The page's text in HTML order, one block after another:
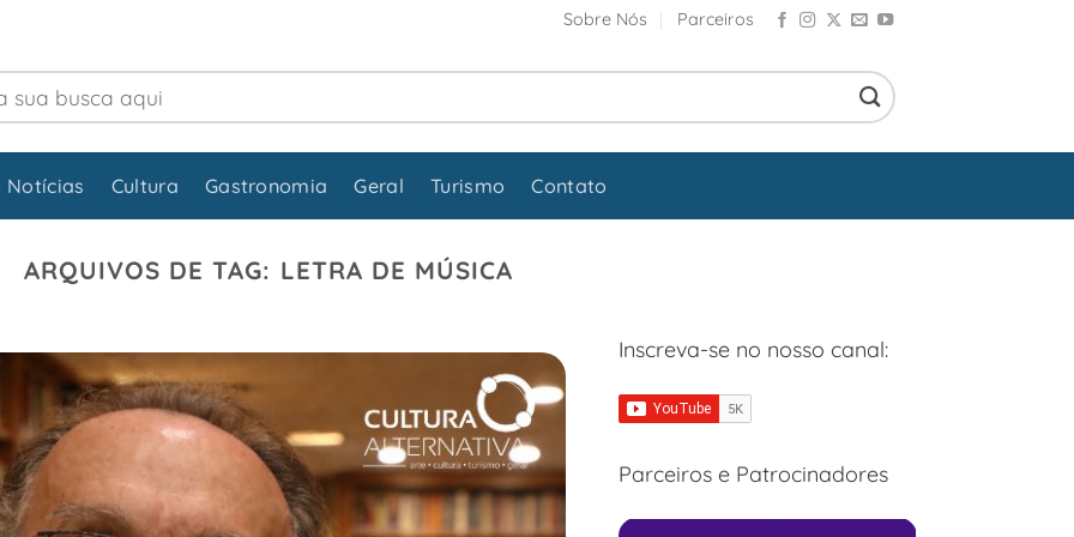
Sobre Nós Parceiros
Notícias Cultura Gastronomia Geral Turismo Contato
ARQUIVOS DE TAG: LETRA DE MÚSICA
Inscreva-se no nosso canal:
Parceiros e Patrocinadores